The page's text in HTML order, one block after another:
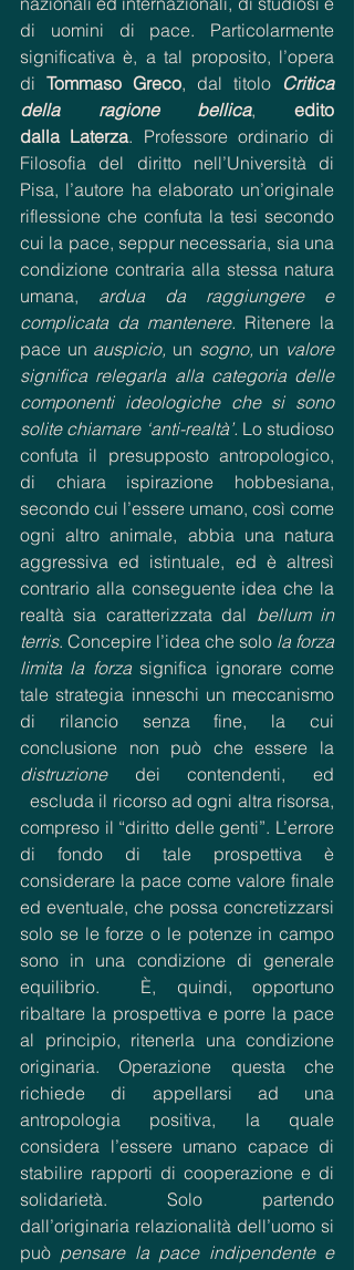
di uomini di pace. Particolarmente
significativa è, a tal proposito, l’opera
di Tommaso Greco, dal titolo Critica
della ragione bellica, edito
dalla Laterza. Professore ordinario di
Filosofia del diritto nell’Università di
Pisa, l’autore ha elaborato un’originale
riflessione che confuta la tesi secondo
cui la pace, seppur necessaria, sia una
condizione contraria alla stessa natura
umana, ardua da raggiungere e
complicata da mantenere. Ritenere la
pace un auspicio, un sogno, un valore
significa relegarla alla categoria delle
componenti ideologiche che si sono
solite chiamare ‘anti-realtà’. Lo studioso
confuta il presupposto antropologico,
di chiara ispirazione hobbesiana,
secondo cui l’essere umano, così come
ogni altro animale, abbia una natura
aggressiva ed istintuale, ed è altresì
contrario alla conseguente idea che la
realtà sia caratterizzata dal bellum in
terris. Concepire l’idea che solo la forza
limita la forza significa ignorare come
tale strategia inneschi un meccanismo
di rilancio senza fine, la cui
distruzione dei contendenti, ed
escluda il ricorso ad ogni altra risorsa,
compreso il “diritto delle genti”. L’errore
di fondo di tale prospettiva è
considerare la pace come valore finale
ed eventuale, che possa concretizzarsi
solo se le forze o le potenze in campo
sono in una condizione di generale
equilibrio.  È, quindi, opportuno
ribaltare la prospettiva e porre la pace
al principio, ritenerla una condizione
originaria. Operazione questa che
richiede di appellarsi ad una
antropologia positiva, la quale
considera l’essere umano capace di
stabilire rapporti di cooperazione e di
solidarietà. Solo partendo
dall’originaria relazionalità dell’uomo si
può pensare la pace indipendente e